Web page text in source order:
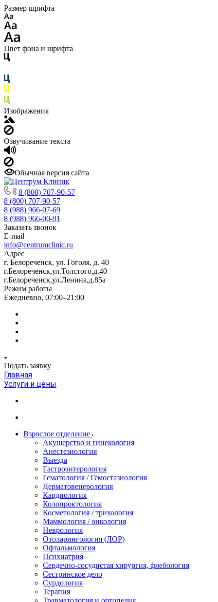
Размер шрифта
Цвет фона и шрифта
Изображения
Озвучивание текста
Обычная версия сайта
8 (800) 707-90-57
8 (800) 707-90-57
8 (988) 966-07-69
8 (988) 966-00-91
Заказать звонок
E-mail
info@centrumclinic.ru
Адрес
г. Белореченск, ул. Гоголя, д. 40
г.Белореченск,ул.Толстого,д.40
г.Белореченск,ул.Ленина,д.85а
Режим работы
Ежедневно, 07:00–21:00
Подать заявку
Главная
Услуги и цены
Взрослое отделение
Акушерство и гинекология
Анестезиология
Выезда
Гастроэнтерология
Гематология / Гемостазиология
Дерматовенерология
Кардиология
Колопроктология
Косметология / трихология
Маммология / онкология
Неврология
Отоларингология (ЛОР)
Офтальмология
Психиатрия
Сердечно-сосудистая хирургия, флебология
Сестринское дело
Сурдология
Терапия
Травматология и ортопедия